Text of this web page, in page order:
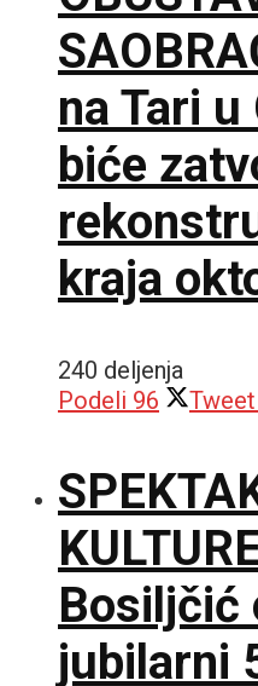
na Tari u
biće
kraja
240 deljenja
Podeli 96 Tweet
Bosiljčić
jubilarni